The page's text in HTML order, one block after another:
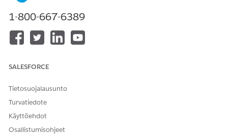
ajoneuvoa.
VAADITUT VERSIOT
Käytettävissä: Lightning Experiencessa
Käytettävissä:
Tuotekokoonpanon määrittäminen lainojen tai liidien
korvaamista varten
Määritä attribuutteja ja hinnoittelutoimenpiteitä lainasi
tai vuokrasopimuksesi täyttämiseksi.
1-800-667-6389
SALESFORCE
Tietosuojalausunto
Turvatiedote
Käyttöehdot
Osallistumisohjeet